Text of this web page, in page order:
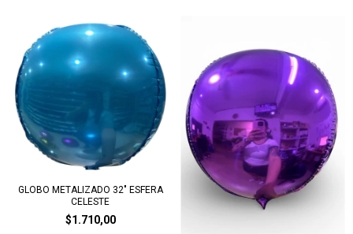
GLOBO METALIZADO 32" ESFERA
CELESTE
$1.710,00